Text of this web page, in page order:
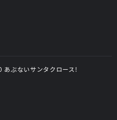
あぶないサンタクロース!